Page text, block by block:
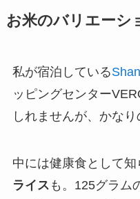
お米のバリエーシ
私が宿泊している
ッピングセンター
しれませんが、かなり
中には健康食として
ライス も。125グラム